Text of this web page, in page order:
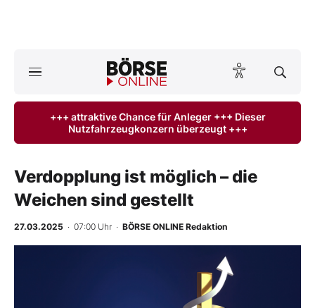
ktuelle Ausgabe BÖRSE ONLINE lesen
Finanz-Check
+++ attraktive Chance für Anleger +++ Dieser
Nutzfahrzeugkonzern überzeugt +++
Verdopplung ist möglich – die
Weichen sind gestellt
27.03.2025 · 07:00 Uhr · BÖRSE ONLINE Redaktion